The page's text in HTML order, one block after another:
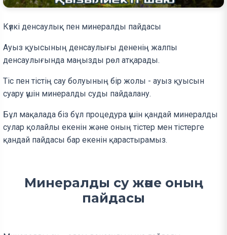
Күлкі денсаулық пен минералды пайдасы
Ауыз қуысының денсаулығы дененің жалпы
денсаулығында маңызды рөл атқарады.
Тіс пен тістің сау болуының бір жолы - ауыз қуысын
суару үшін минералды суды пайдалану.
Бұл мақалада біз бұл процедура үшін қандай минералды
сулар қолайлы екенін және оның тістер мен тістерге
қандай пайдасы бар екенін қарастырамыз.
Минералды су және оның
пайдасы